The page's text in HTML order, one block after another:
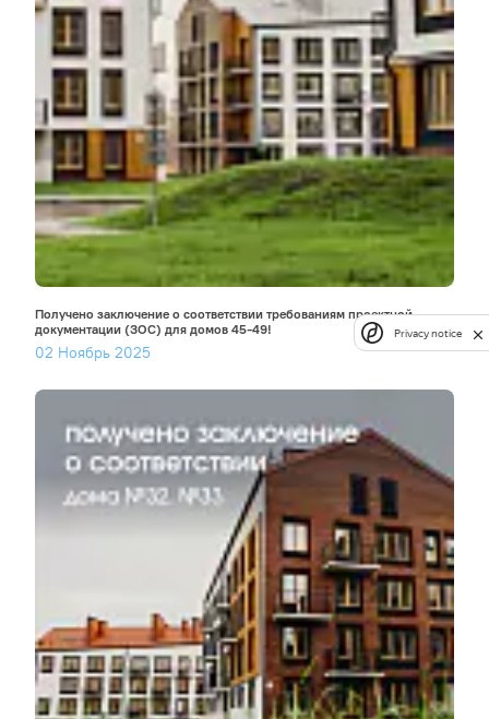
Получено заключение о соответствии требованиям проектной
документации (ЗОС) для домов 45-49!
02 Ноябрь 2025
Privacy notice